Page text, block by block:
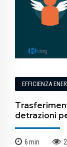
EFFICIENZA
detrazioni
6min